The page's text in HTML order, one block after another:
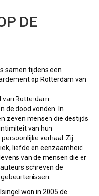
DE
samen tijdens een
op Rotterdam van
van Rotterdam
de dood vonden. In
zeven mensen die destijds
van hun
verhaal. Zij
liefde en eenzaamheid
van de mensen die er
schreven de
won in 2005 de